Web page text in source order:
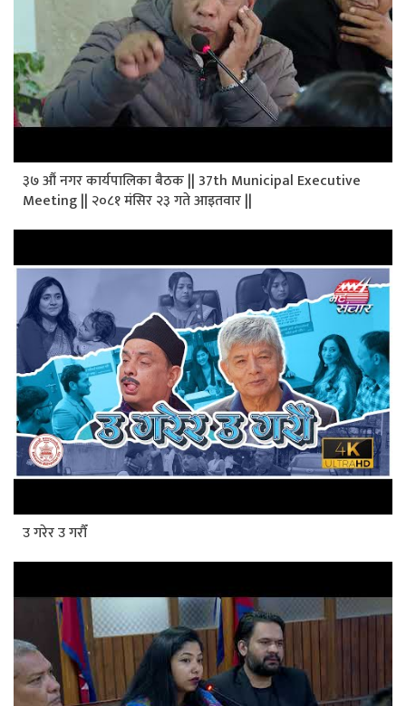
३७ औं नगर कार्यपालिका बैठक || 37th Municipal Executive
Meeting || २०८१ मंसिर २३ गते आइतवार ||
उ गरेर उ गरौँ